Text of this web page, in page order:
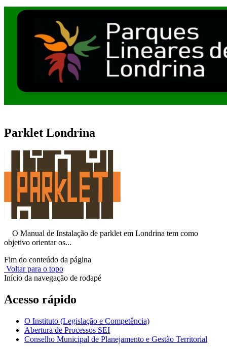
Parklet Londrina
O Manual de Instalação de parklet em Londrina tem como
objetivo orientar os...
Fim do conteúdo da página
Voltar para o topo
Início da navegação de rodapé
Acesso rápido
O Instituto (Legislação e Competência)
Abertura de Processos SEI
Conselho Municipal de Planejamento e Gestão Territorial